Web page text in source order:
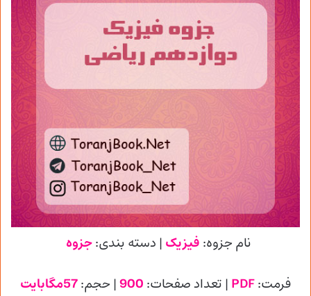
نام جزوه: فیزیک | دسته بندی:جزوه
فرمت:PDF | تعداد صفحات: 900| حجم:57مگابایت